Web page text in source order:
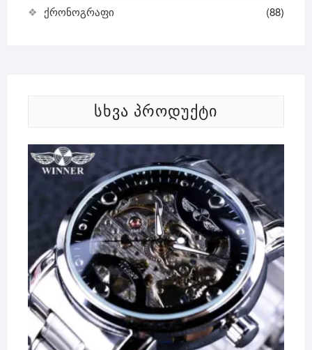
ქრონოგრაფი
(88)
ᲡᲮᲕᲐ ᲞᲠᲝᲓᲣᲥᲢᲘ